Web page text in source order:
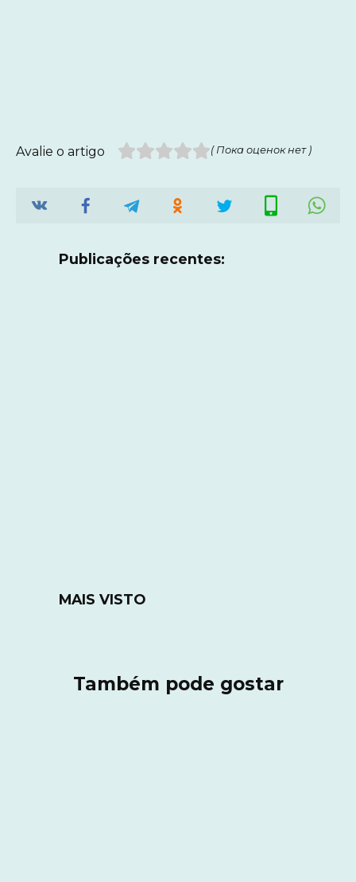
Avalie o artigo ( Пока оценок нет )
Publicações recentes:
MAIS VISTO
Também pode gostar